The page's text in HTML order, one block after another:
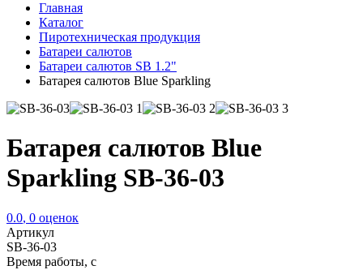
Главная
Каталог
Пиротехническая продукция
Батареи салютов
Батареи салютов SB 1.2"
Батарея салютов Blue Sparkling
Батарея салютов Blue
Sparkling SB-36-03
0.0, 0 оценок
Артикул
SB-36-03
Время работы, с